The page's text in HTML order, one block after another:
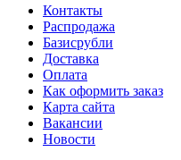
Контакты
Распродажа
Базисрубли
Доставка
Оплата
Как оформить заказ
Карта сайта
Вакансии
Новости